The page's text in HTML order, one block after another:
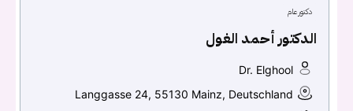
Don't have an account? سجل
دكتور عام
الدكتور أحمد الغول
Dr. Elghool
Langgasse 24, 55130 Mainz, Deutschland